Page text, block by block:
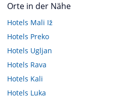
Orte in der Nähe
Hotels Mali Iž
Hotels Preko
Hotels Ugljan
Hotels Rava
Hotels Kali
Hotels Luka